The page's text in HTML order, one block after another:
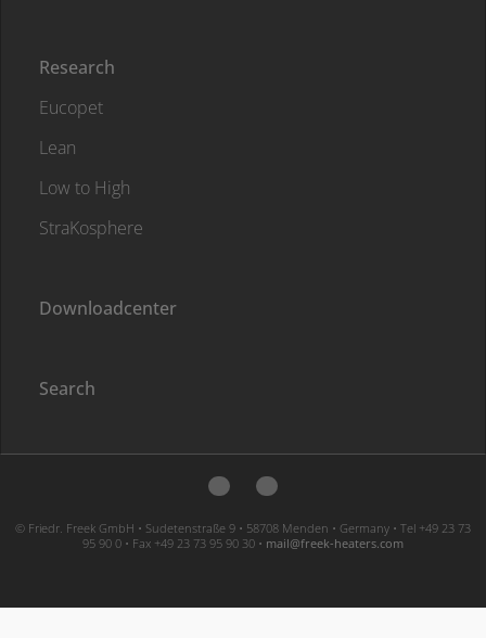
Research
Eucopet
Lean
Low to High
StraKosphere
Downloadcenter
Search
© Friedr. Freek GmbH • Sudetenstraße 9 • 58708 Menden • Germany • Tel +49 23 73
95 90 0 • Fax +49 23 73 95 90 30 • moc.sretaeh-keerf@liam